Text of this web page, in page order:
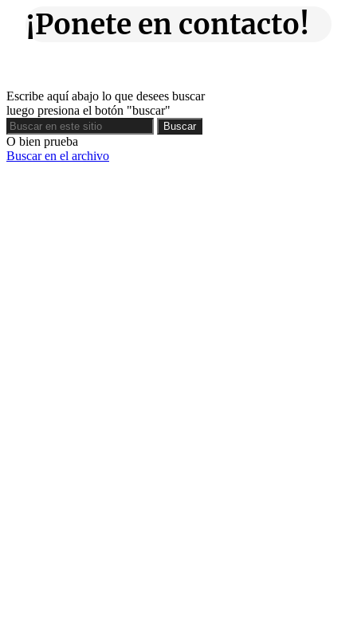
¡Ponete en contacto!
Escribe aquí abajo lo que desees buscar
luego presiona el botón "buscar"
Buscar
Buscar
O bien prueba
Buscar en el archivo